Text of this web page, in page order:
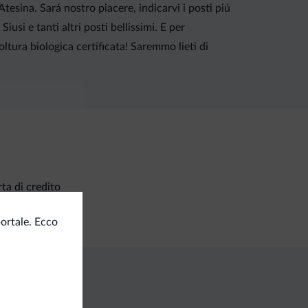
Sará nostro piacere, indicarvi i posti piú
e tanti altri posti bellissimi. E per
biologica certificata! Saremmo lieti di
di credito
Ecco